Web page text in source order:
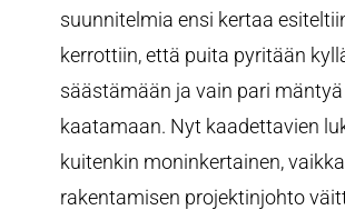
suunnitelmia ensi kertaa
kerrottiin, että puita pyritään
säästämään ja vain pari
kaatamaan. Nyt kaadettavien
kuitenkin moninkertainen,
rakentamisen projektinjohto